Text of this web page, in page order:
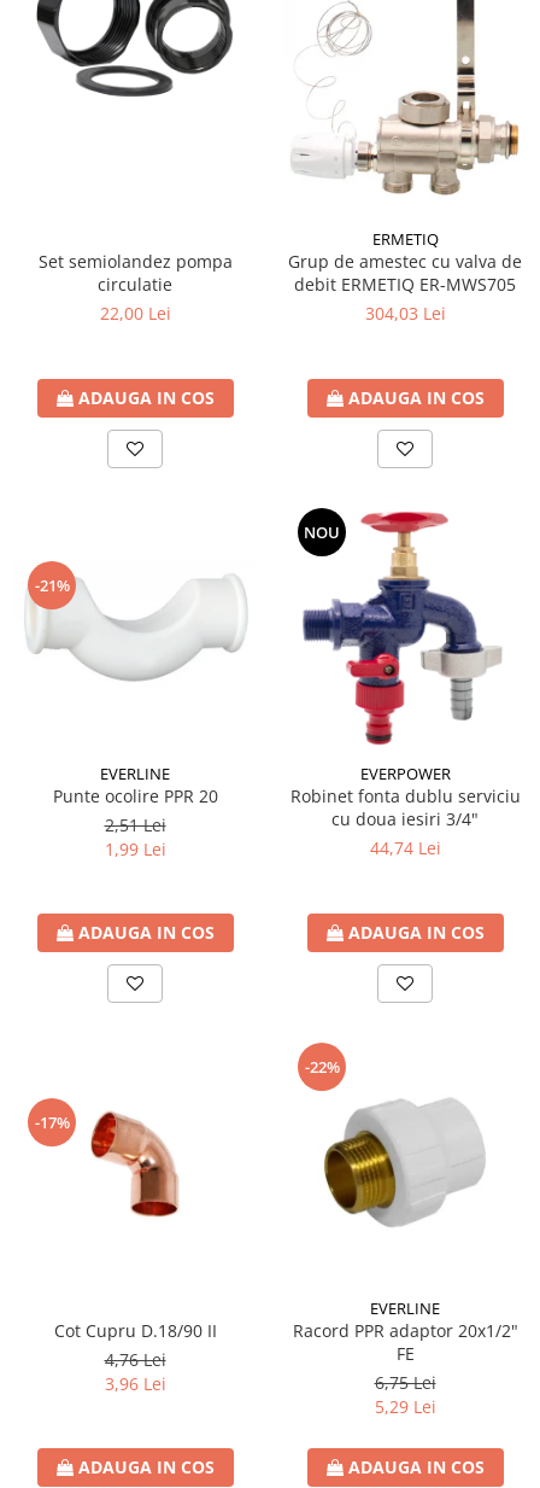
Set semiolandez pompa
circulatie
22,00 Lei
ADAUGA IN COS
ERMETIQ
Grup de amestec cu valva de
debit ERMETIQ ER-MWS705
304,03 Lei
ADAUGA IN COS
-21%
EVERLINE
Punte ocolire PPR 20
2,51 Lei
1,99 Lei
ADAUGA IN COS
NOU
EVERPOWER
Robinet fonta dublu serviciu
cu doua iesiri 3/4"
44,74 Lei
ADAUGA IN COS
-17%
Cot Cupru D.18/90 II
4,76 Lei
3,96 Lei
ADAUGA IN COS
-22%
EVERLINE
Racord PPR adaptor 20x1/2"
FE
6,75 Lei
5,29 Lei
ADAUGA IN COS